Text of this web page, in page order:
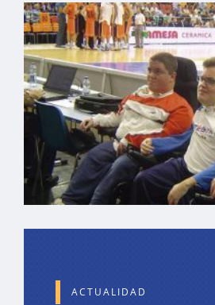
ACTUALIDAD